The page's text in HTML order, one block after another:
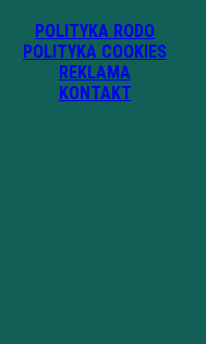
POLITYKA RODO
POLITYKA COOKIES
REKLAMA
KONTAKT